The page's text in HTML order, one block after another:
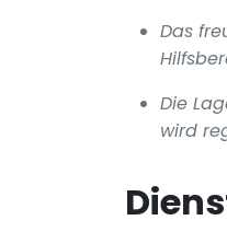
Das
Die
wird